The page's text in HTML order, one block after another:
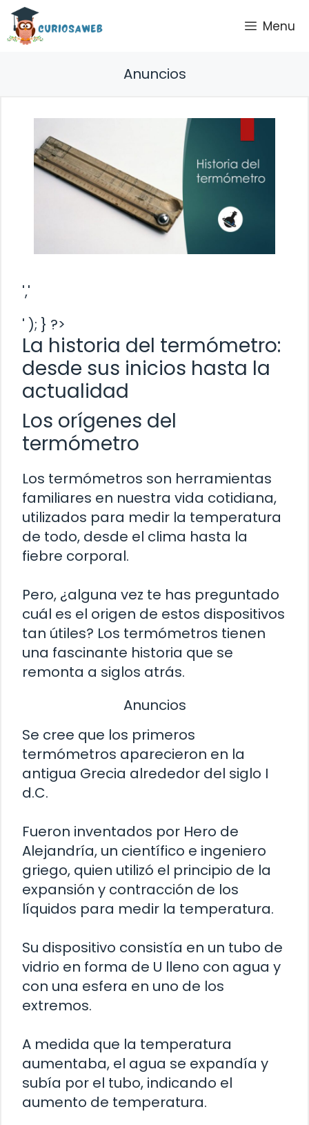
Saltar
contenido
Menu
Anuncios
','
' ); } ?>
La historia del termómetro:
desde sus inicios hasta la
actualidad
Los orígenes del
termómetro
Los termómetros son herramientas
familiares en nuestra vida cotidiana,
utilizados para medir la temperatura
de todo, desde el clima hasta la
fiebre corporal.
Pero, ¿alguna vez te has preguntado
cuál es el origen de estos dispositivos
tan útiles? Los termómetros tienen
una fascinante historia que se
remonta a siglos atrás.
Anuncios
Se cree que los primeros
termómetros aparecieron en la
antigua Grecia alrededor del siglo I
d.C.
Fueron inventados por Hero de
Alejandría, un científico e ingeniero
griego, quien utilizó el principio de la
expansión y contracción de los
líquidos para medir la temperatura.
Su dispositivo consistía en un tubo de
vidrio en forma de U lleno con agua y
con una esfera en uno de los
extremos.
A medida que la temperatura
aumentaba, el agua se expandía y
subía por el tubo, indicando el
aumento de temperatura.